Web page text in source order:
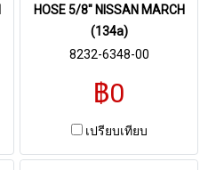
HOSE 5/8" NISSAN MARCH
(134a)
8232-6348-00
฿0
เปรียบเทียบ